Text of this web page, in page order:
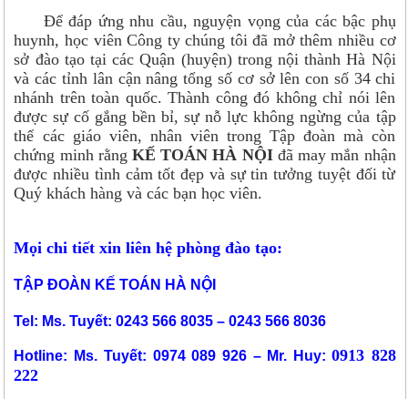
Để đáp ứng nhu cầu, nguyện vọng của các bậc phụ
huynh, học viên Công ty chúng tôi đã mở thêm nhiều cơ
sở đào tạo tại các Quận (huyện) trong nội thành Hà Nội
và các tỉnh lân cận nâng tổng số cơ sở lên con số 34 chi
nhánh trên toàn quốc. Thành công đó không chỉ nói lên
được sự cố gắng bền bỉ, sự nỗ lực không ngừng của tập
thể các giáo viên, nhân viên trong Tập đoàn mà còn
chứng minh rằngKẾ TOÁN HÀ NỘIđã may mắn nhận
được nhiều tình cảm tốt đẹp và sự tin tưởng tuyệt đối từ
Quý khách hàng và các bạn học viên.
Mọi chi tiết xin liên hệ phòng đào tạo:
TẬP ĐOÀN KẾ TOÁN HÀ NỘI
Tel: Ms. Tuyết: 0243 566 8035 – 0243 566 8036
Hotline: Ms. Tuyết: 0974 089 926 – Mr. Huy: 0913 828
222